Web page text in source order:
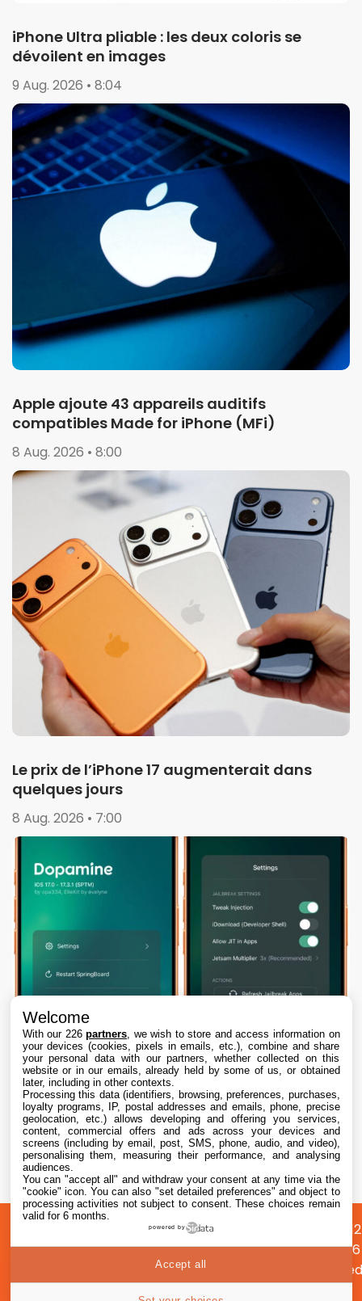
iPhone Ultra pliable : les deux coloris se
dévoilent en images
9 Aug. 2026 • 8:04
Apple ajoute 43 appareils auditifs
compatibles Made for iPhone (MFi)
8 Aug. 2026 • 8:00
Le prix de l’iPhone 17 augmenterait dans
quelques jours
8 Aug. 2026 • 7:00
Dopamine 3, le jailbreak pour iOS 26 sur
iPhone, est disponible
7 Aug. 2026 • 22:44
propos
Préférences
cookies
Confidentialité
©
2026
|
Welcome
With our 226partners , we wish to store and access information on
your devices (cookies, pixels in emails, etc.), combine and share
your personal data with our partners, whether collected on this
website or in our emails, already held by some of us, or obtained
later, including in other contexts.
Processing this data (identifiers, browsing, preferences, purchases,
loyalty programs, IP, postal addresses and emails, phone, precise
geolocation, etc.) allows developing and offering you services,
content, commercial offers and ads across your devices and
screens (including by email, post, SMS, phone, audio, and video),
personalising them, measuring their performance, and analysing
audiences.
You can "accept all" and withdraw your consent at any time via the
"cookie" icon. You can also "set detailed preferences" and object to
processing activities not subject to consent. These choices remain
valid for 6 months.
powered by
Accept all